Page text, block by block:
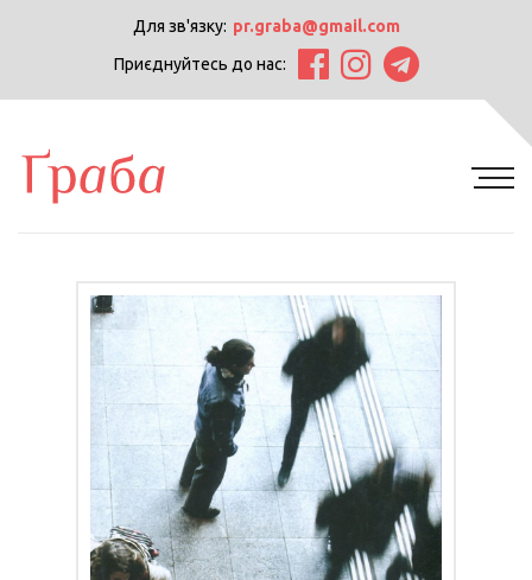
Для зв'язку: pr.graba@gmail.com
Приєднуйтесь до нас: